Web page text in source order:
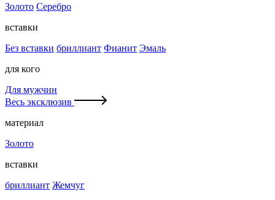
Золото Серебро
вставки
Без вставки бриллиант Фианит Эмаль
для кого
Для мужчин
Весь эксклюзив
материал
Золото
вставки
бриллиант Жемчуг